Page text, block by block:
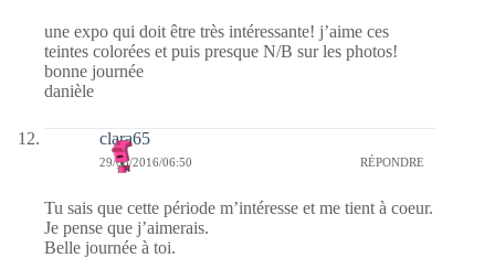
une expo qui doit être très intéressante! j’aime ces
teintes colorées et puis presque N/B sur les photos!
bonne journée
danièle
clara65
29/03/2016/06:50 RÉPONDRE
Tu sais que cette période m’intéresse et me tient à coeur.
Je pense que j’aimerais.
Belle journée à toi.